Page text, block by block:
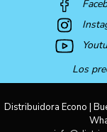
Los
Distribuidora Econo |